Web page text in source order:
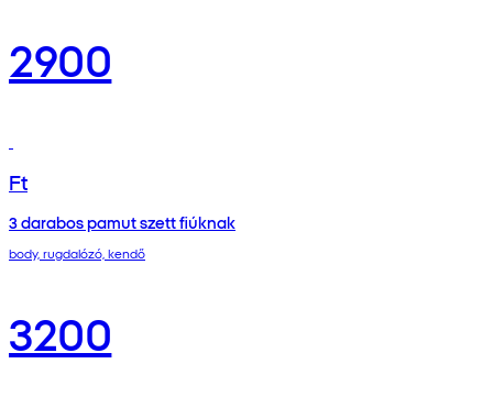
2900
Ft
3 darabos pamut szett fiúknak
body, rugdalózó, kendő
3200